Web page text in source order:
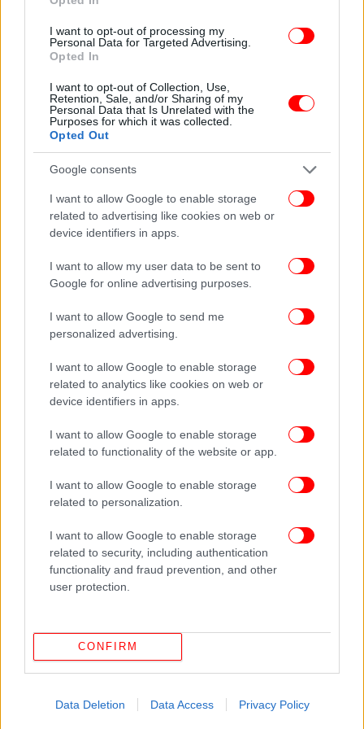
I want to opt-out of processing my
Personal Data for Targeted Advertising.
Opted In
I want to opt-out of Collection, Use,
Retention, Sale, and/or Sharing of my
Personal Data that Is Unrelated with the
Purposes for which it was collected.
Opted Out
Google consents
I want to allow Google to enable storage
related to advertising like cookies on web or
device identifiers in apps.
I want to allow my user data to be sent to
Google for online advertising purposes.
I want to allow Google to send me
personalized advertising.
I want to allow Google to enable storage
related to analytics like cookies on web or
device identifiers in apps.
I want to allow Google to enable storage
related to functionality of the website or app.
I want to allow Google to enable storage
related to personalization.
I want to allow Google to enable storage
related to security, including authentication
functionality and fraud prevention, and other
user protection.
CONFIRM
Data Deletion Data Access Privacy Policy
ΠΕΡΙΣΣΟΤΕΡΑ ΒΙΝΤΕΟ
Ακολουθήστε το στο Google News
και μάθετε
πρώτοι όλες τις ειδήσεις
ΔΙΑΒΑΣΤΕ ΠΕΡΙΣΣΟΤΕΡΑ ΗΛΕΊΑ ΣΎΛΛΗΨΗ
ΚΟΥΡΟΥΤΑ
ΑΜΑΛΙΆΔΑ
ΝΥΧΤΕΡΙΝΌ ΚΈΝΤΡΟ